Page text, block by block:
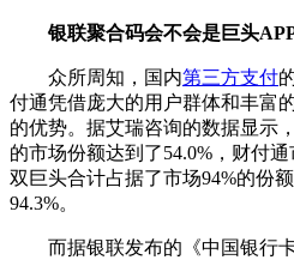
银联聚合码会不会是巨头
众所周知，国内第三方支付
付通凭借庞大的用户群体和丰富
的优势。据艾瑞咨询的数据显示
的市场份额达到了54.0%，财付通
双巨头合计占据了市场94%的份
94.3%。
而据银联发布的《中国银行卡